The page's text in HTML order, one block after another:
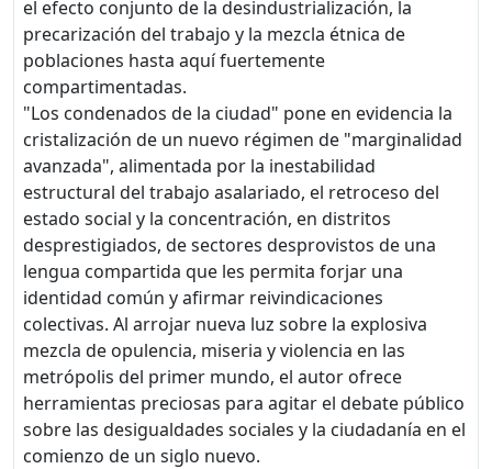
el efecto conjunto de la desindustrialización, la
precarización del trabajo y la mezcla étnica de
poblaciones hasta aquí fuertemente
compartimentadas.
"Los condenados de la ciudad" pone en evidencia la
cristalización de un nuevo régimen de "marginalidad
avanzada", alimentada por la inestabilidad
estructural del trabajo asalariado, el retroceso del
estado social y la concentración, en distritos
desprestigiados, de sectores desprovistos de una
lengua compartida que les permita forjar una
identidad común y afirmar reivindicaciones
colectivas. Al arrojar nueva luz sobre la explosiva
mezcla de opulencia, miseria y violencia en las
metrópolis del primer mundo, el autor ofrece
herramientas preciosas para agitar el debate público
sobre las desigualdades sociales y la ciudadanía en el
comienzo de un siglo nuevo.